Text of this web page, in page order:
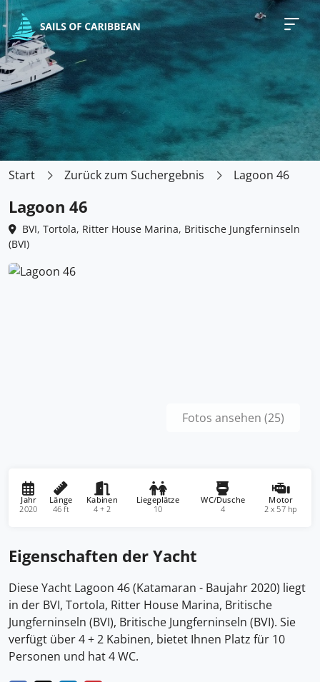
Start Zurück zum Suchergebnis Lagoon 46
Lagoon 46
BVI, Tortola, Ritter House Marina, Britische Jungferninseln
(BVI)
Fotos ansehen (25)
Jahr
2020
Länge
46 ft
Kabinen
4 + 2
Liegeplätze
10
WC/Dusche
4
Motor
2 x 57 hp
Eigenschaften der Yacht
Diese Yacht Lagoon 46 (Katamaran - Baujahr 2020) liegt
in der BVI, Tortola, Ritter House Marina, Britische
Jungferninseln (BVI), Britische Jungferninseln (BVI). Sie
verfügt über 4 + 2 Kabinen, bietet Ihnen Platz für 10
Personen und hat 4 WC.